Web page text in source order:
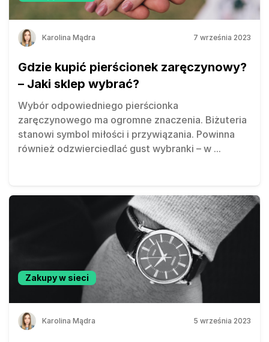
Karolina Mądra 7 września 2023
Gdzie kupić pierścionek zaręczynowy?
– Jaki sklep wybrać?
Wybór odpowiedniego pierścionka
zaręczynowego ma ogromne znaczenia. Biżuteria
stanowi symbol miłości i przywiązania. Powinna
również odzwierciedlać gust wybranki – w ...
Zakupy w sieci
Karolina Mądra 5 września 2023